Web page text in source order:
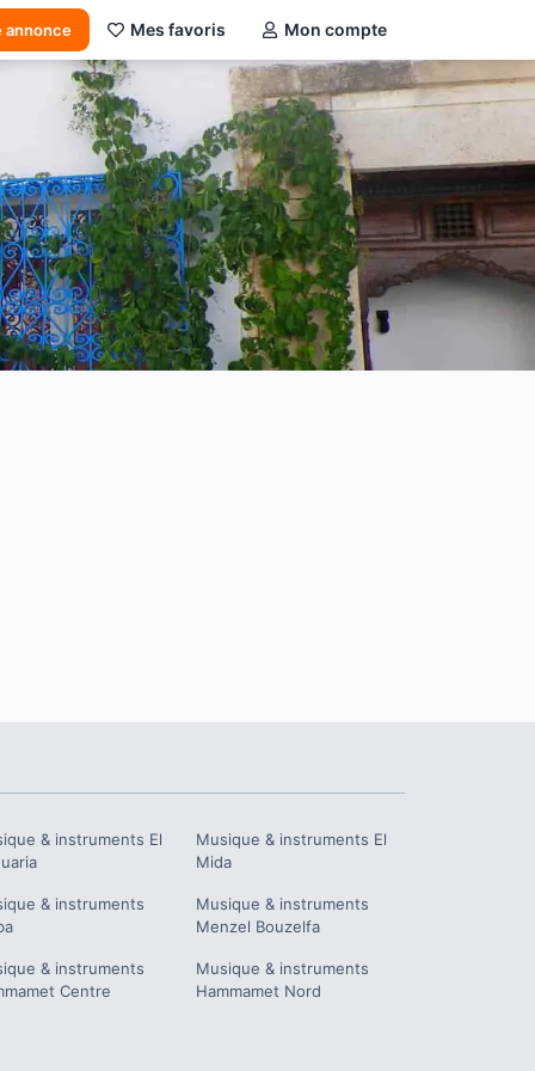
annonce Mes favoris Mon compte
& instruments El
Musique & instruments El
Mida
& instruments
Musique & instruments
Menzel Bouzelfa
& instruments
Centre
Musique & instruments
Hammamet Nord